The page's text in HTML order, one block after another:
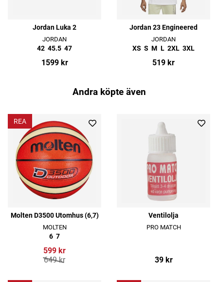
Jordan Luka 2
JORDAN
42 45.5 47
1599 kr
Jordan 23 Engineered
JORDAN
XS S M L 2XL 3XL
519 kr
Andra köpte även
REA
Molten D3500 Utomhus (6,7)
MOLTEN
6 7
599 kr
649 kr
Ventilolja
PRO MATCH
39 kr